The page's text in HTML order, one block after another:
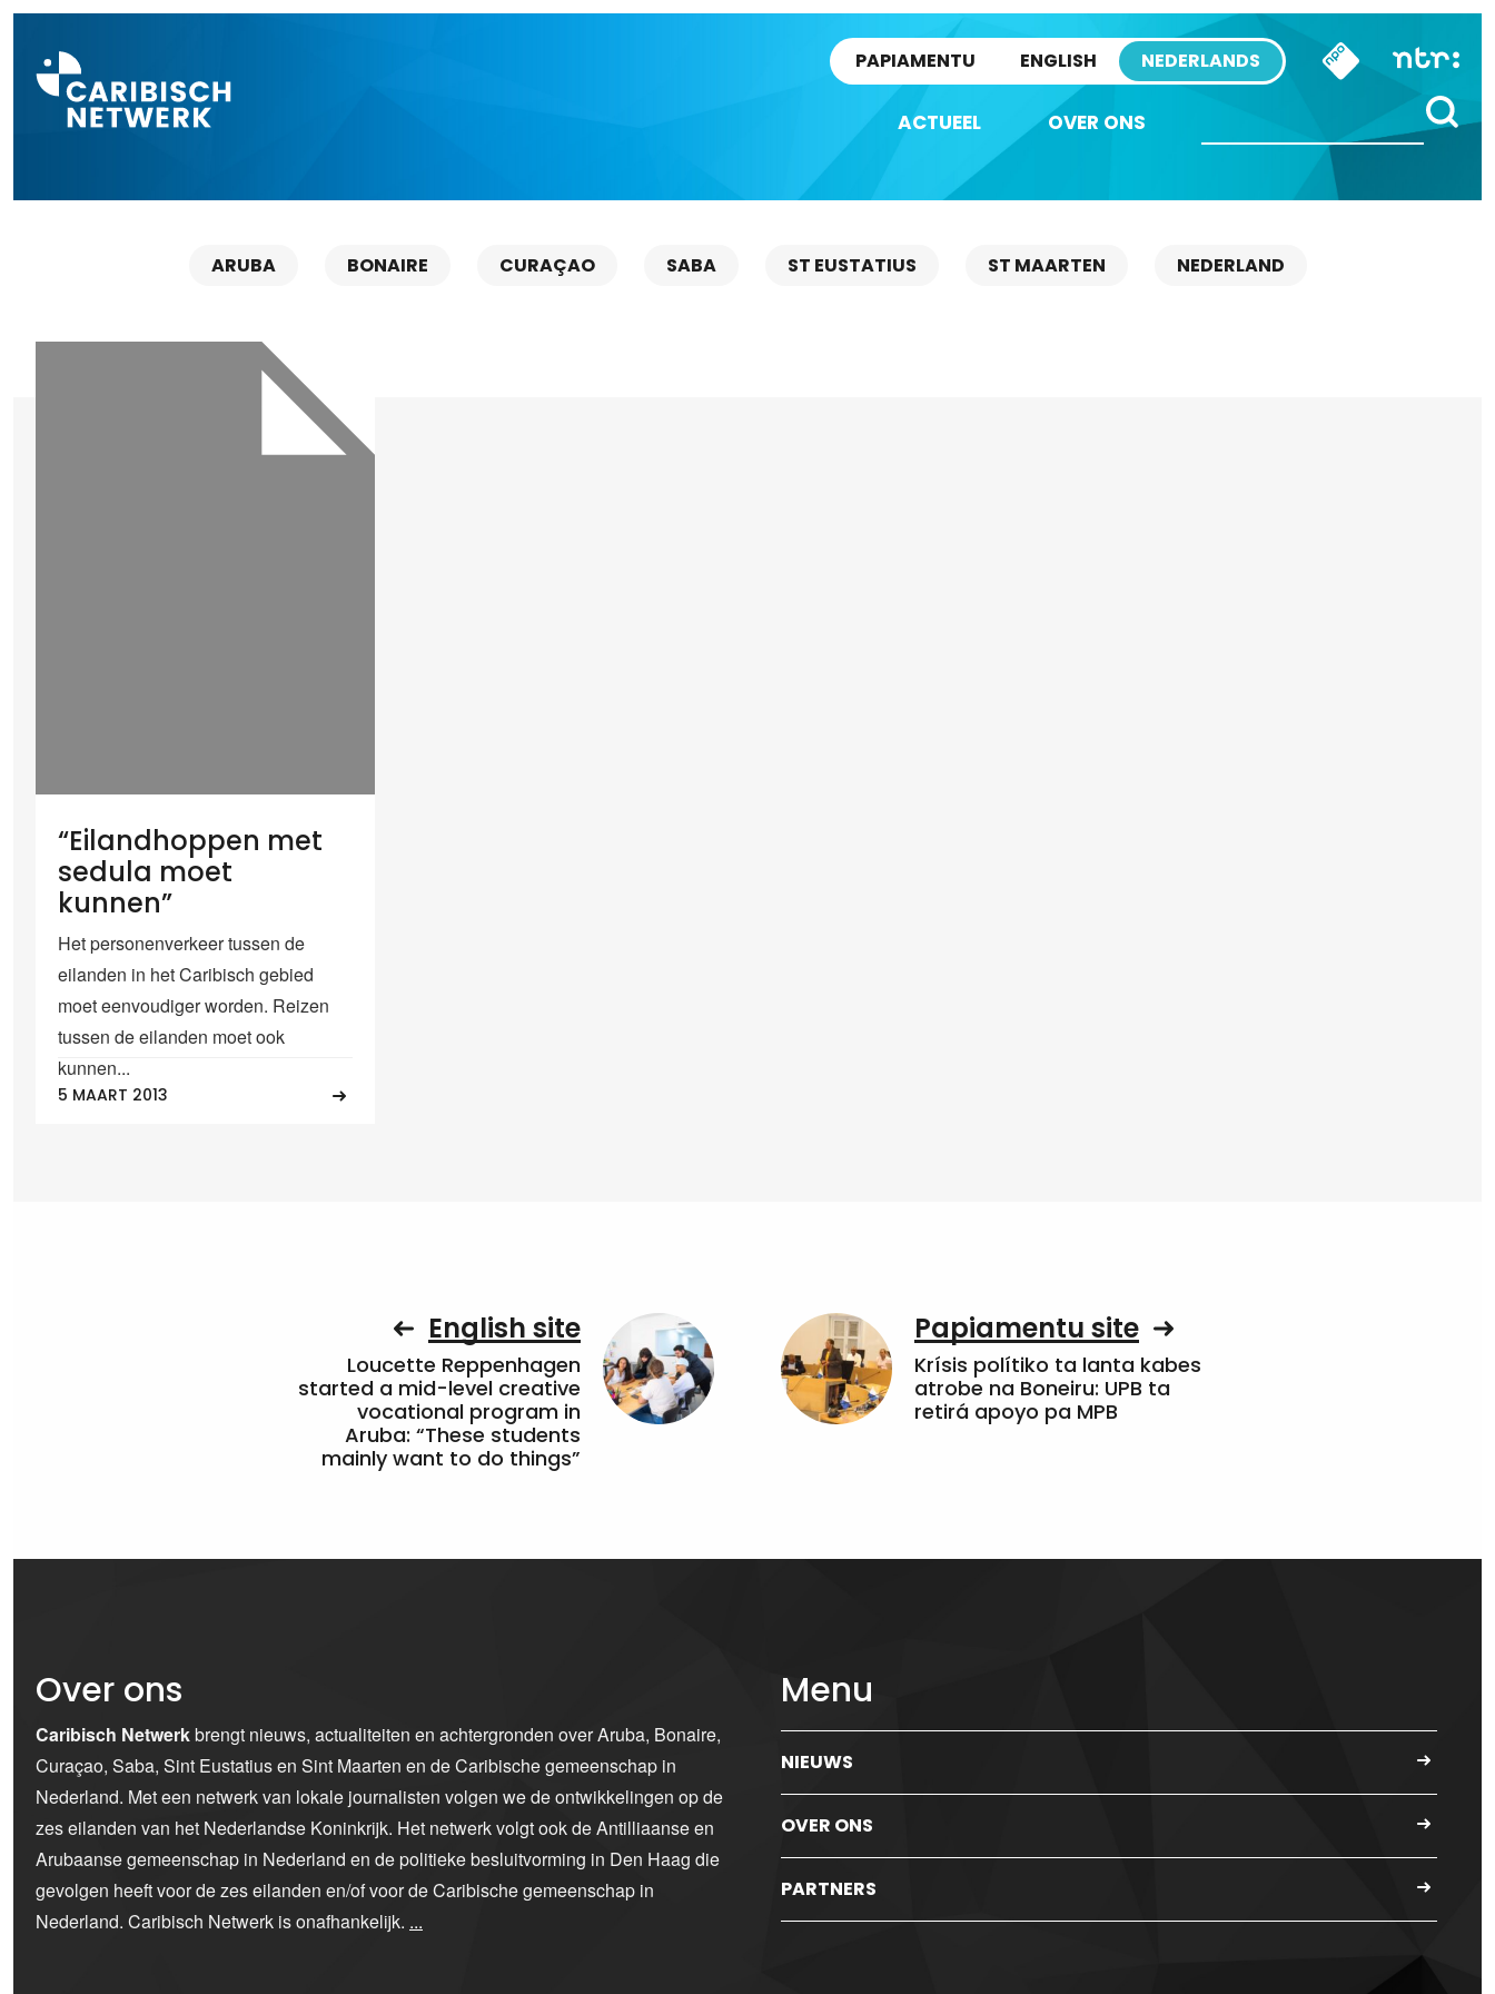
PAPIAMENTU ENGLISH NEDERLANDS
ACTUEEL OVER ONS
ARUBA BONAIRE CURAÇAO SABA ST EUSTATIUS ST MAARTEN NEDERLAND
“Eilandhoppen met
sedula moet
kunnen”
Het personenverkeer tussen de
eilanden in het Caribisch gebied
moet eenvoudiger worden. Reizen
tussen de eilanden moet ook
kunnen...
5 MAART 2013
English site
Loucette Reppenhagen
started a mid-level creative
vocational program in
Aruba: “These students
mainly want to do things”
Papiamentu site
Krísis polítiko ta lanta kabes
atrobe na Boneiru: UPB ta
retirá apoyo pa MPB
Over ons
Caribisch Netwerkbrengt nieuws, actualiteiten en achtergronden over Aruba, Bonaire,
Curaçao, Saba, Sint Eustatius en Sint Maarten en de Caribische gemeenschap in
Nederland. Met een netwerk van lokale journalisten volgen we de ontwikkelingen op de
zes eilanden van het Nederlandse Koninkrijk. Het netwerk volgt ook de Antilliaanse en
Arubaanse gemeenschap in Nederland en de politieke besluitvorming in Den Haag die
gevolgen heeft voor de zes eilanden en/of voor de Caribische gemeenschap in
Nederland. Caribisch Netwerk is onafhankelijk. ...
Menu
NIEUWS
OVER ONS
PARTNERS